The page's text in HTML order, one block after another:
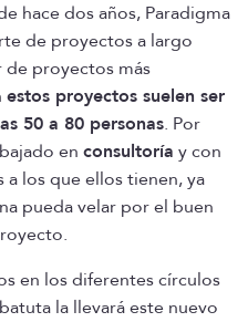
hace dos años, Paradigma
de proyectos a largo
de proyectos más
estos proyectos suelen ser
50 a 80 personas. Por
en consultoría y con
los que ellos tienen, ya
pueda velar por el buen
en los diferentes círculos
la llevará este nuevo